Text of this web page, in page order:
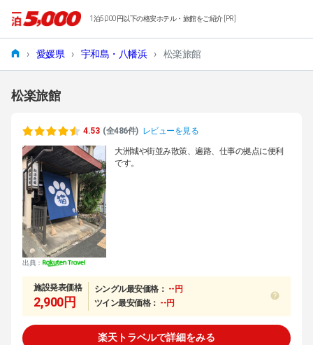
1泊5,000円以下の格安ホテル・旅館をご紹介 [PR]
› 愛媛県 › 宇和島・八幡浜 › 松楽旅館
松楽旅館
4.53 (全486件) レビューを見る
出典：
大洲城や街並み散策、遍路、仕事の拠点に便利
です。
施設発表価格
2,900円
シングル最安価格： --円
ツイン最安価格： --円
楽天トラベルで詳細をみる